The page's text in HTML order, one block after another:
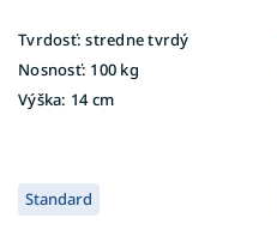
Tvrdosť: stredne tvrdý
Nosnosť: 100 kg
Výška: 14 cm
Standard